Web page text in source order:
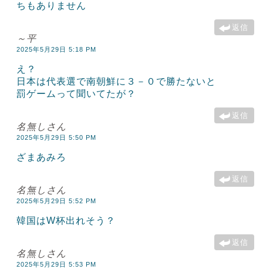
ちもありません
返信
～平
2025年5月29日 5:18 PM
え？
日本は代表選で南朝鮮に３－０で勝たないと
罰ゲームって聞いてたが？
返信
名無しさん
2025年5月29日 5:50 PM
ざまあみろ
返信
名無しさん
2025年5月29日 5:52 PM
韓国はW杯出れそう？
返信
名無しさん
2025年5月29日 5:53 PM